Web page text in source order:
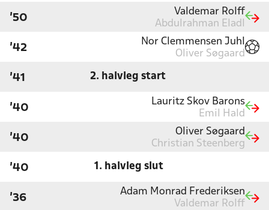
'50
Valdemar Rolff
Abdulrahman Eladl
'42
Nor Clemmensen Juhl
Oliver Søgaard
'41 2. halvleg start
'40
Lauritz Skov Barons
Emil Hald
'40
Oliver Søgaard
Christian Steenberg
'40 1. halvleg slut
'36
Adam Monrad Frederiksen
Valdemar Rolff